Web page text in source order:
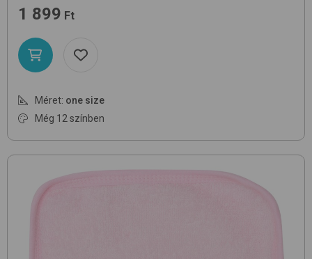
1 899 Ft
Méret: one size
Még 12 színben